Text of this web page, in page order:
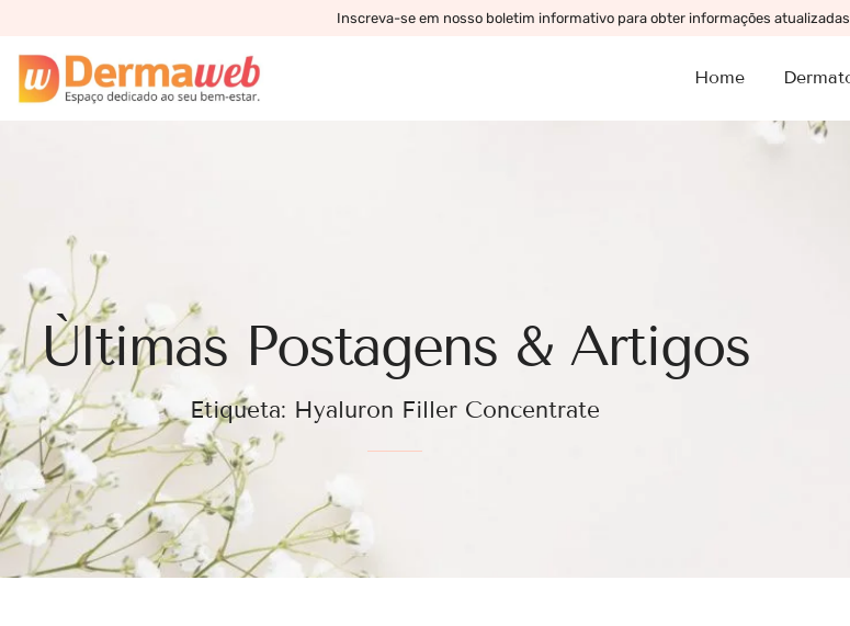
Inscreva-se em nosso boletim informativo para obter informações
Home
Ùltimas Postagens & Artigos
Etiqueta: Hyaluron Filler Concentrate